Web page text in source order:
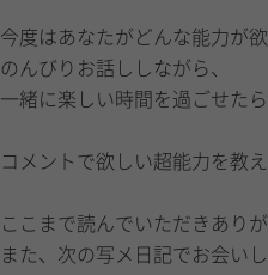
今度はあなたがどんな能力が欲
のんびりお話ししながら、
一緒に楽しい時間を過ごせたら
コメントで欲しい超能力を教
ここまで読んでいただきあり
また、次の写メ日記でお会いし